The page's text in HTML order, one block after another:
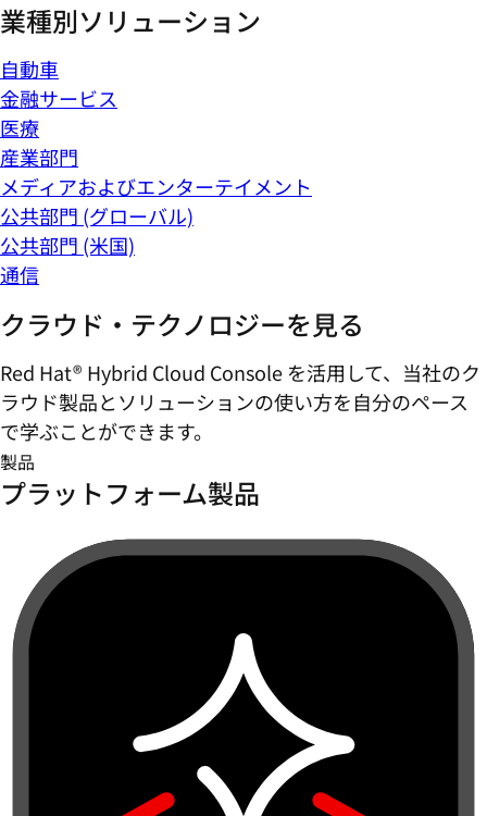
業種別ソリューション
自動車
金融サービス
医療
産業部門
メディアおよびエンターテイメント
公共部門 (グローバル)
公共部門 (米国)
通信
クラウド・テクノロジーを見る
Red Hat® Hybrid Cloud Console を活用して、当社のク
ラウド製品とソリューションの使い方を自分のペース
で学ぶことができます。
製品
プラットフォーム製品